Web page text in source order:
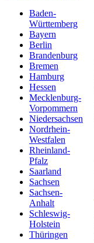
Baden-
Württemberg
Bayern
Berlin
Brandenburg
Bremen
Hamburg
Hessen
Mecklenburg-
Vorpommern
Niedersachsen
Nordrhein-
Westfalen
Rheinland-
Pfalz
Saarland
Sachsen
Sachsen-
Anhalt
Schleswig-
Holstein
Thüringen